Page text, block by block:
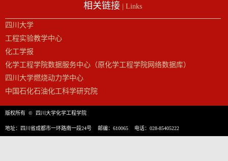
相关链接 | Links
四川大学
工程实验教学中心
化工学报
化学工程学院数据服务中心（原化学工程学院网络数据库）
四川大学燃烧动力学中心
中国石化石油化工科学研究院
版权所有 © 四川大学化学工程学院
地址：四川省成都市一环路南一段24号 邮编：610065 电话：028-85405222